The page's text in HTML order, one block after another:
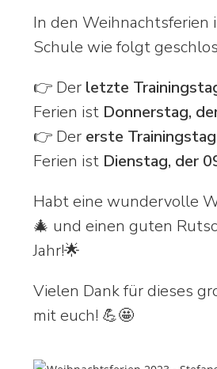
In den Weihnachtsferien
Schule wie folgt
👉 Der letzte
Ferien ist Donnerstag,
👉 Der erste Trainingstag
Ferien ist Dienstag, der
Habt eine wundervolle
🎄 und einen guten
Jahr!🌟
Vielen Dank für dieses
mit euch! 💪🤩